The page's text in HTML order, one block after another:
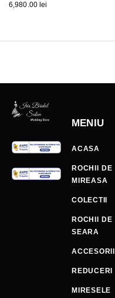
6,980.00 lei
MENIU
ACASA
ROCHII DE
MIREASA
COLECTII
ROCHII DE
SEARA
ACCESORII
REDUCERI
MIRESELE